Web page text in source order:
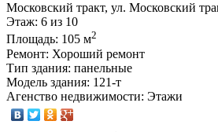
Московский тракт, ул. Московский
Этаж: 6 из 10
Площадь: 105 м2
Ремонт: Хороший ремонт
Тип здания: панельные
Модель здания: 121-т
Агенство недвижимости: Этажи